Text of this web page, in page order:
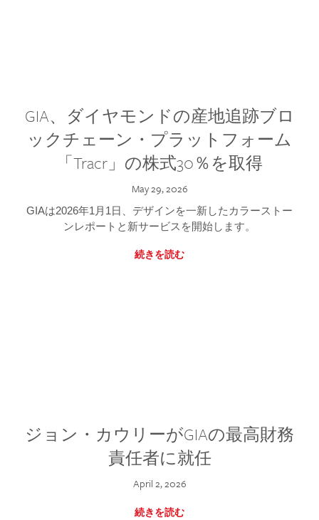
GIA、ダイヤモンドの産地追跡ブロ
ックチェーン・プラットフォーム
「Tracr」の株式30％を取得
May 29, 2026
GIAは2026年1月1日、デザインを一新したカラーストー
ンレポートと新サービスを開始します。
続きを読む
ジョン・カウリーがGIAの最高財務
責任者に就任
April 2, 2026
続きを読む